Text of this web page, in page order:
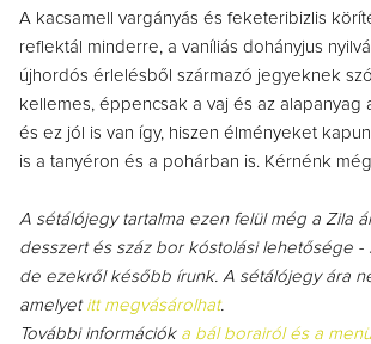
A kacsamell vargányás és feketeribizlis
reflektál minderre, a vaníliás dohányjus
újhordós érlelésből származó jegyeknek
kellemes, éppencsak a vaj és az alapanyag
és ez jól is van így, hiszen élményeket
is a tanyéron és a pohárban is. Kérnénk
A sétálójegy tartalma ezen felül még a Zila
desszert és száz bor kóstolási lehetősége -
de ezekről később írunk. A sétálójegy ára
amelyet itt megvásárolhat.
További információk a bál borairól és a